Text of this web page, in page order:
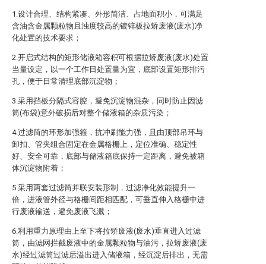
1.设计合理、结构紧凑、外形简洁、占地面积小，可满足
含油含金属颗粒物且浊度较高的镀锌板拉矫废液(废水)净
化处置的技术要求；
2.开启式结构的矩形储液箱容积可根据拉矫废液(废水)处置
当量设定，以一个工作日处置量为宜，底部设置矩形排污
孔，便于日常清理底部沉淀物；
3.采用挡板分隔式容腔，避免沉淀物混杂，同时防止因滤
筒(布袋)意外破损后对整个储液箱的杂质污染；
4.过滤筒的环形加强箍，抗冲刷能力强，且由顶部吊环与
卸扣、管夹组合固定在金属格栅上，定位准确、稳定性
好、安全可靠，底部与储液箱底保持一定距离，避免被箱
体沉淀物附着；
5.采用两套过滤筒并联安装形制，过滤净化效能提升一
倍，进液管外径与格栅间距相匹配，可垂直伸入格栅中进
行废液输送，避免废液飞溅；
6.利用重力原理由上至下将拉矫废液(废水)垂直进入过滤
筒，由滤网拦截废液中的金属颗粒物与油污，拉矫废液(废
水)经过滤筒过滤后溢出进入储液箱，经沉淀后排出，无需